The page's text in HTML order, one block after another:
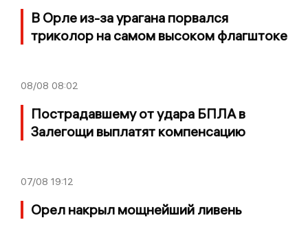
В Орле из-за урагана порвался
триколор на самом высоком флагштоке
08/08 08:02
Пострадавшему от удара БПЛА в
Залегощи выплатят компенсацию
07/08 19:12
Орел накрыл мощнейший ливень